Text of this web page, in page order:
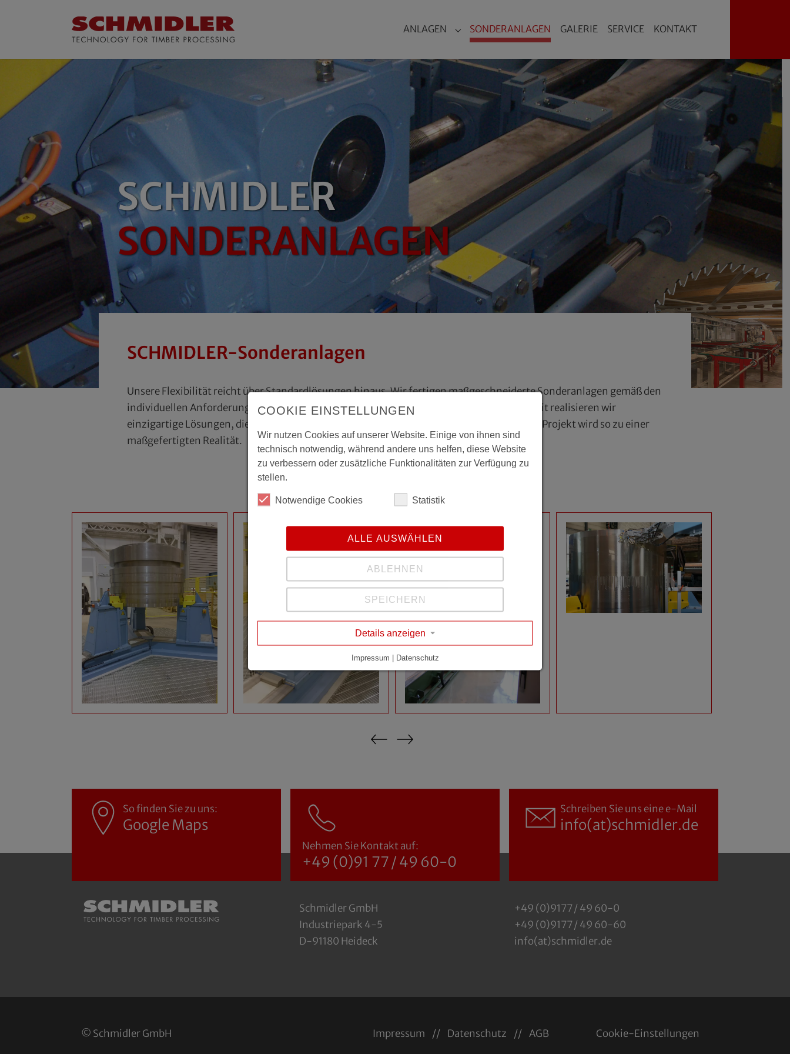
ANLAGEN Submenu for "Anlagen"
SONDERANLAGEN (CURRENT)
GALERIE SERVICE KONTAKT
SCHMIDLER
SONDERANLAGEN
SCHMIDLER-Sonderanlagen
Unsere Flexibilität reicht über Standardlösungen hinaus. Wir fertigen maßgeschneiderte Sonderanlagen gemäß den
individuellen Anforderungen und Wünschen unserer Kunden. Durch enge Zusammenarbeit realisieren wir
einzigartige Lösungen, die perfekt auf Ihre spezifischen Bedürfnisse abgestimmt sind. Ihr Projekt wird so zu einer
maßgefertigten Realität.
So finden Sie zu uns:
Google Maps
Nehmen Sie Kontakt auf:
+49 (0)91 77 / 49 60-0
Schreiben Sie uns eine e-Mail
info(at)schmidler.de
Schmidler GmbH
Industriepark 4-5
D-91180 Heideck
+49 (0)9177 / 49 60-0
+49 (0)9177 / 49 60-60
info(at)schmidler.de
© Schmidler GmbH Impressum Datenschutz AGB Cookie-Einstellungen
COOKIE EINSTELLUNGEN
Wir nutzen Cookies auf unserer Website. Einige von ihnen sind
technisch notwendig, während andere uns helfen, diese Website
zu verbessern oder zusätzliche Funktionalitäten zur Verfügung zu
stellen.
Notwendige Cookies Statistik
ALLE AUSWÄHLEN
ABLEHNEN
SPEICHERN
Details anzeigen
Impressum | Datenschutz